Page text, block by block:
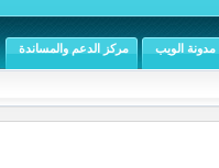
مدونة الويب مركز الدعم والمساندة